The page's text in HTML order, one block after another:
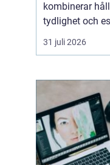
kombinerar
tydlighet och
ett sätt som få
skyltmaterial
av glasemalj
i hög temperatur.
Resultatet blir
som tål väder,
tidens tand,
samtid...
31 juli 2026